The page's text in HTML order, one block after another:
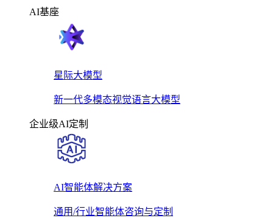
AI基座
星际大模型
新一代多模态视觉语言大模型
企业级AI定制
AI智能体解决方案
通用/行业智能体咨询与定制